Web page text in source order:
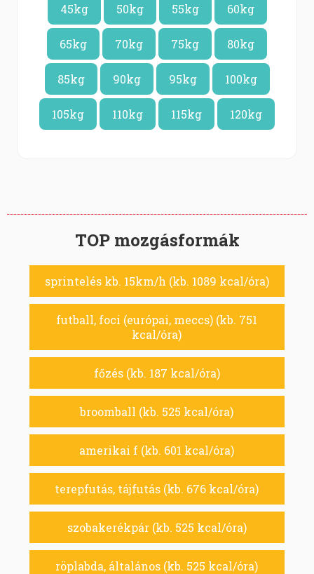
45kg 50kg 55kg 60kg
65kg 70kg 75kg 80kg
85kg 90kg 95kg 100kg
105kg 110kg 115kg 120kg
TOP mozgásformák
sprintelés kb. 15km/h (kb. 1089 kcal/óra)
futball, foci (európai, meccs) (kb. 751
kcal/óra)
főzés (kb. 187 kcal/óra)
broomball (kb. 525 kcal/óra)
amerikai f (kb. 601 kcal/óra)
terepfutás, tájfutás (kb. 676 kcal/óra)
szobakerékpár (kb. 525 kcal/óra)
röplabda, általános (kb. 525 kcal/óra)